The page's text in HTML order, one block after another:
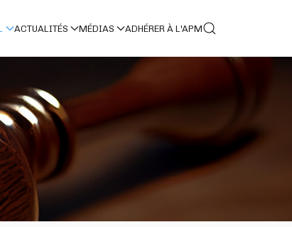
ACTUALITÉS MÉDIAS ADHÉRER À L'APM